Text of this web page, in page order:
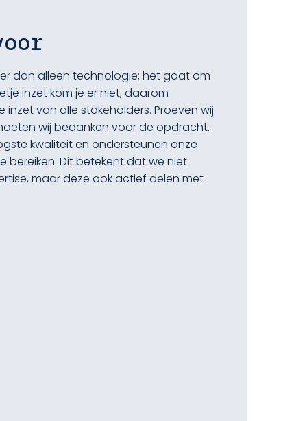
dan alleen technologie; het gaat om
inzet kom je er niet, daarom
van alle stakeholders. Proeven wij
wij bedanken voor de opdracht.
kwaliteit en ondersteunen onze
bereiken. Dit betekent dat we niet
maar deze ook actief delen met